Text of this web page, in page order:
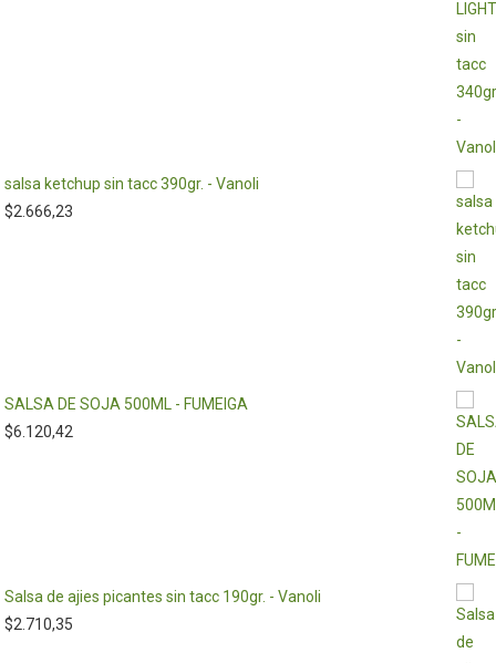
salsa ketchup sin tacc 390gr. - Vanoli
$2.666,23
SALSA DE SOJA 500ML - FUMEIGA
$6.120,42
Salsa de ajies picantes sin tacc 190gr. - Vanoli
$2.710,35